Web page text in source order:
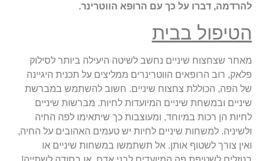
להרדמה, דברו על כך עם הרופא הווטרינר.
הטיפול בבית
מאחר שצחצוח שיניים נחשב לשיטה היעילה ביותר לסילוק
פלאק, רוב הרופאים הווטרינרים ממליצים על תכנית היגיינה
של הפה, הכוללת צחצוח שיניים. חשוב להשתמש במברשת
שיניים ובמשחת שיניים המיועדות לחיות. מברשות שיניים
לחיות הן רכות במיוחד, ומעוצבות כך שיתאימו לפה החיה
ולשיניה. למשחות שיניים לחיות יש טעמים האהובים על החיה,
ואין צורך לשטוף אותן. אל תשתמשו במשחות שיניים או